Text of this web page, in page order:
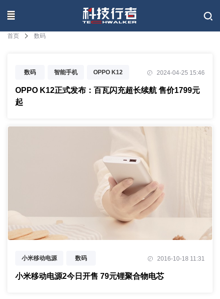
联系我们
首页 数码
数码 智能手机 OPPO K12
OPPO
2024-04-25 15:46
OPPO K12正式发布：百瓦闪充超长续航 售价1799元
起
小米移动电源 数码 2016-10-18 11:31
小米移动电源2今日开售 79元锂聚合物电芯